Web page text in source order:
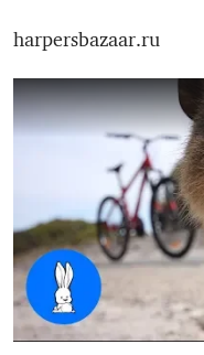
harpersbazaar.ru